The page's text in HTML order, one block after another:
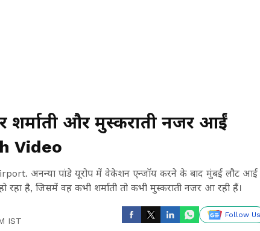
शर्माती और मुस्कराती नजर आईं
Video
अनन्या पांडे यूरोप में वेकेशन एन्जॉय करने के बाद मुंबई लौट आई
रहा है, जिसमें वह कभी शर्माती तो कभी मुस्कराती नजर आ रही हैं।
IST
Follow Us